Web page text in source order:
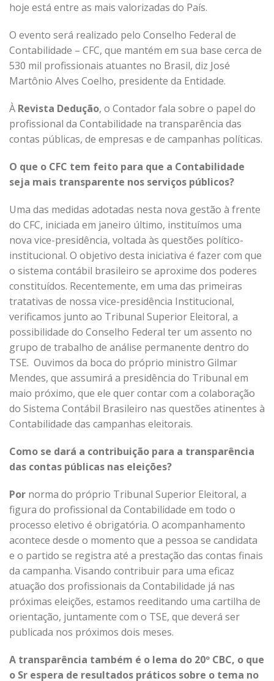
hoje está entre as mais valorizadas do País.
O evento será realizado pelo Conselho Federal de
Contabilidade – CFC, que mantém em sua base cerca de
530 mil profissionais atuantes no Brasil, diz José
Martônio Alves Coelho, presidente da Entidade.
À Revista Dedução, o Contador fala sobre o papel do
profissional da Contabilidade na transparência das
contas públicas, de empresas e de campanhas políticas.
O que o CFC tem feito para que a Contabilidade
seja mais transparente nos serviços públicos?
Uma das medidas adotadas nesta nova gestão à frente
do CFC, iniciada em janeiro último, instituímos uma
nova vice-presidência, voltada às questões político-
institucional. O objetivo desta iniciativa é fazer com que
o sistema contábil brasileiro se aproxime dos poderes
constituídos. Recentemente, em uma das primeiras
tratativas de nossa vice-presidência Institucional,
verificamos junto ao Tribunal Superior Eleitoral, a
possibilidade do Conselho Federal ter um assento no
grupo de trabalho de análise permanente dentro do
TSE. Ouvimos da boca do próprio ministro Gilmar
Mendes, que assumirá a presidência do Tribunal em
maio próximo, que ele quer contar com a colaboração
do Sistema Contábil Brasileiro nas questões atinentes à
Contabilidade das campanhas eleitorais.
Como se dará a contribuição para a transparência
das contas públicas nas eleições?
Por norma do próprio Tribunal Superior Eleitoral, a
figura do profissional da Contabilidade em todo o
processo eletivo é obrigatória. O acompanhamento
acontece desde o momento que a pessoa se candidata
e o partido se registra até a prestação das contas finais
da campanha. Visando contribuir para uma eficaz
atuação dos profissionais da Contabilidade já nas
próximas eleições, estamos reeditando uma cartilha de
orientação, juntamente com o TSE, que deverá ser
publicada nos próximos dois meses.
A transparência também é o lema do 20º CBC, o que
o Sr espera de resultados práticos sobre o tema no